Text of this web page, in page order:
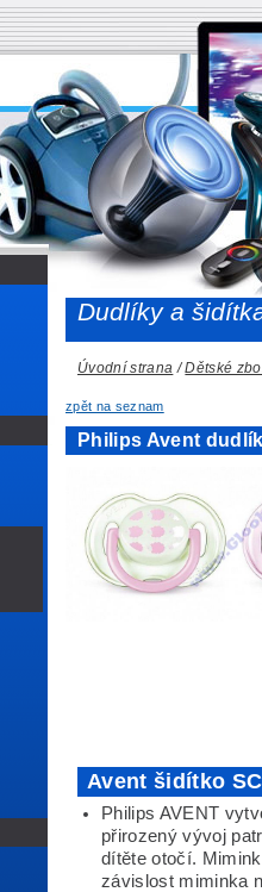
Dudlíky a
Úvodní strana /Dětské
zpět na seznam
Philips Avent
Avent šidítko
Philips AVENT
přirozenývývoj
dítěte otočí.
závislost miminka